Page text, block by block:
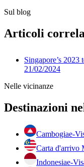
Sul blog
Articoli
Singapore’s 2023
21/02/2024
Nelle vicinanze
Destinazioni
Cambogiae-
Carta d'arrivo
Indonesiae-